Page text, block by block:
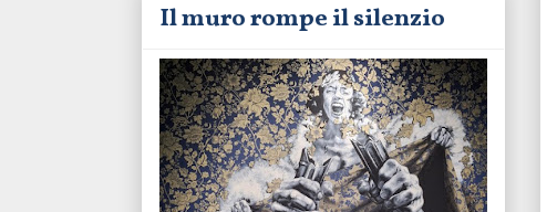
Il muro rompe il silenzio